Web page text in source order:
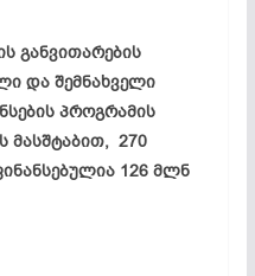
განვითარების
და შემნახველი
პროგრამის
270
126 მლნ